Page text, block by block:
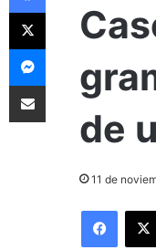
de
11 de
X
Messenger
Compartir por correo electrónico